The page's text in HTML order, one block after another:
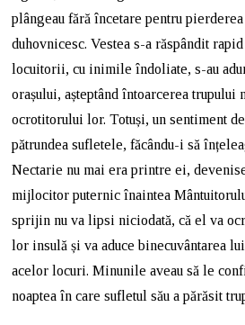
plângeau fără încetare pentru
duhovnicesc. Vestea s-a răspândit
locuitorii, cu inimile îndoliate, s-au
orașului, așteptând întoarcerea trupului
ocrotitorului lor. Totuși, un sentiment
pătrundea sufletele, făcându-i să
Nectarie nu mai era printre ei,
mijlocitor puternic înaintea
sprijin nu va lipsi niciodată, că el va
lor insulă și va aduce binecuvântarea
acelor locuri. Minunile aveau să le
noaptea în care sufletul său a părăsit